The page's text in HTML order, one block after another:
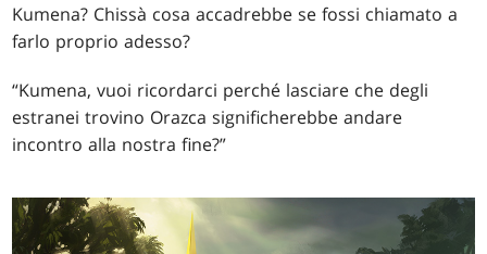
Kumena? Chissà cosa accadrebbe se fossi chiamato a
farlo proprio adesso?
“Kumena, vuoi ricordarci perché lasciare che degli
estranei trovino Orazca significherebbe andare
incontro alla nostra fine?”